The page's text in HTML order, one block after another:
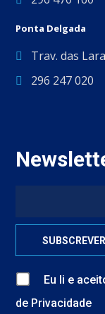
Ponta Delgada
Trav. das
296 247 020
Eu li e
de Privacidade